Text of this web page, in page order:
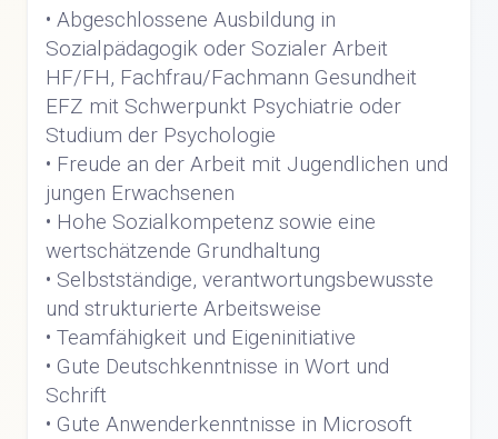
• Abgeschlossene Ausbildung in
Sozialpädagogik oder Sozialer Arbeit
HF/FH, Fachfrau/Fachmann Gesundheit
EFZ mit Schwerpunkt Psychiatrie oder
Studium der Psychologie
• Freude an der Arbeit mit Jugendlichen und
jungen Erwachsenen
• Hohe Sozialkompetenz sowie eine
wertschätzende Grundhaltung
• Selbstständige, verantwortungsbewusste
und strukturierte Arbeitsweise
• Teamfähigkeit und Eigeninitiative
• Gute Deutschkenntnisse in Wort und
Schrift
• Gute Anwenderkenntnisse in Microsoft